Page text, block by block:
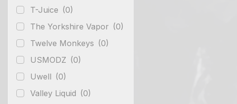
T-Juice (0)
The Yorkshire Vapor (0)
Twelve Monkeys (0)
USMODZ (0)
Uwell (0)
Valley Liquid (0)